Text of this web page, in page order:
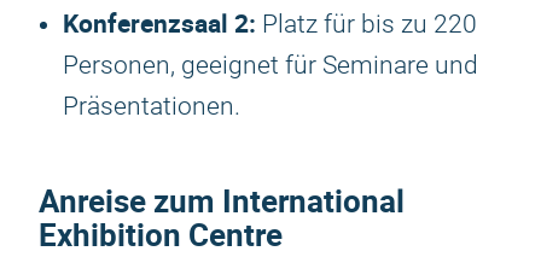
Konferenzsaal 2: Platz für bis zu 220
Personen, geeignet für Seminare und
Präsentationen.
Anreise zum International
Exhibition Centre